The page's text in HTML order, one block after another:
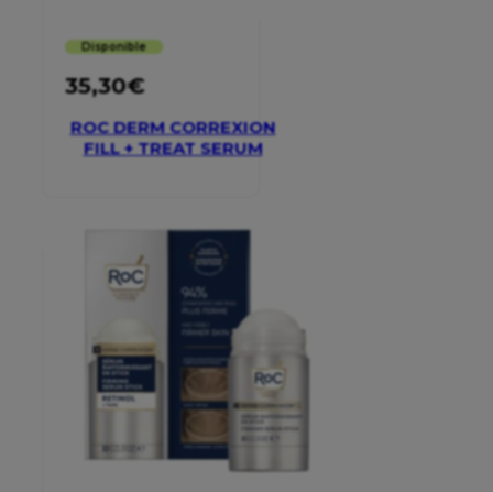
Disponible
35,30€
ROC DERM CORREXION
FILL + TREAT SERUM